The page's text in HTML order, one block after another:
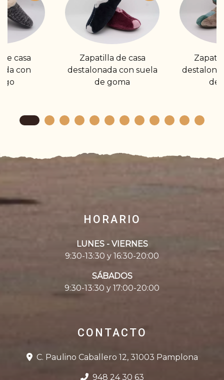
casa
con
Zapatilla de casa
destalonada con suela
de goma
de
HORARIO
LUNES - VIERNES
9:30-13:30 y 16:30-20:00
SÁBADOS
9:30-13:30 y 17:00-20:00
CONTACTO
C. Paulino Caballero 12, 31003 Pamplona
948 24 30 63